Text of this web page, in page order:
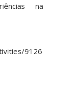
na
9126